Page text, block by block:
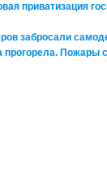
приватизация
забросали
прогорела.